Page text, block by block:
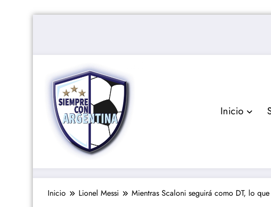
Inicio
Inicio Lionel Messi Mientras Scaloni seguirá como DT, lo